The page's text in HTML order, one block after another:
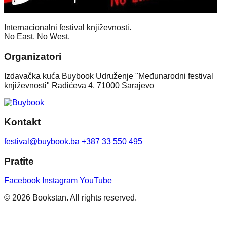
Internacionalni festival književnosti.
No East. No West.
Organizatori
Izdavačka kuća Buybook Udruženje "Međunarodni festival
književnosti" Radićeva 4, 71000 Sarajevo
Kontakt
festival@buybook.ba +387 33 550 495
Pratite
Facebook Instagram YouTube
© 2026 Bookstan. All rights reserved.